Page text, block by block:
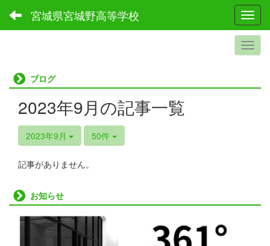
宮城県宮城野高等学校
ブログ
2023年9月の記事一覧
2023年9月 50件
記事がありません。
お知らせ